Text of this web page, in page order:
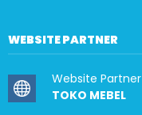
WEBSITE PARTNER
Website Partner
TOKO MEBEL